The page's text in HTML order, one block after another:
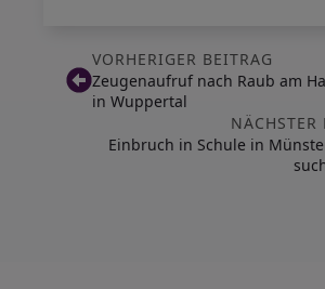
VORHERIGER BEITRAG
Zeugenaufruf nach Raub am
in Wuppertal
NÄCHSTER
Einbruch in Schule in